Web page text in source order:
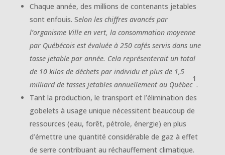
Chaque année, des millions de contenants jetables
sont enfouis. Selon les chiffres avancés par
l’organisme Ville en vert, la consommation moyenne
par Québécois est évaluée à 250 cafés servis dans une
tasse jetable par année. Cela représenterait un total
de 10 kilos de déchets par individu et plus de 1,5
milliard de tasses jetables annuellement au Québec
1
.
Tant la production, le transport et l’élimination des
gobelets à usage unique nécessitent beaucoup de
ressources (eau, forêt, pétrole, énergie) en plus
d’émettre une quantité considérable de gaz à effet
de serre contribuant au réchauffement climatique.